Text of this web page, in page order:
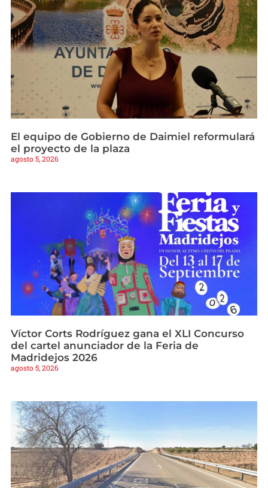
El equipo de Gobierno de Daimiel reformulará
el proyecto de la plaza
agosto 5, 2026
Víctor Corts Rodríguez gana el XLI Concurso
del cartel anunciador de la Feria de
Madridejos 2026
agosto 5, 2026